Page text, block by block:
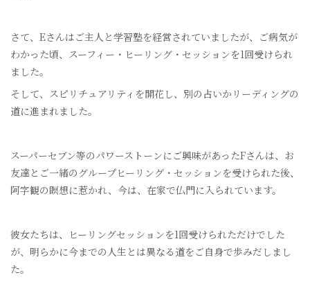
さて、Eさんはご主人と学習塾を経営されていましたが、ご病気が
わかった頃、スーフィー・ヒーリング・セッションを1回受けられ
ました。
そして、スピリチュアリティを開花し、別の占いかリーディングの
道に進まれました。
スーパーセブン等のパワーストーンにご興味があったFさんは、お
友達とご一緒のグループヒーリング・セッションを受けられた後、
阿字観の瞑想に惹かれ、今は、在家で仏門に入られています。
彼女たちは、ヒーリングセッションを1回受けられただけでした
が、明らかに今までの人生とは異なる道をご自身で歩みだしまし
た。